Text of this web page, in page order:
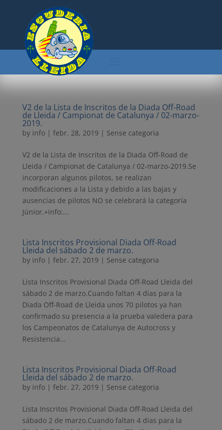
V2 de la Lista de Inscritos de la Diada Off-Road
de Lleida / Campionat de Catalunya / 02-marzo-
2019.
by info| febr. 28, 2019 | Sense categoria
V2 de la Lista de Inscritos de la Diada Off-Road de
Lleida / Campionat de Catalunya / 02-marzo-2019.Se
incorporan algunos pilotos, se realizan
modificaciones a la Lista y debido a las bajas y
ausencias de pilotos NO se celebrará la categoría
Júnior.+info:...
Lista Inscritos Provisional Diada Off-Road
Lleida del sábado 2 de marzo.
by info| febr. 27, 2019 | Sense categoria
Lista Inscritos Provisional Diada Off-Road Lleida del
sábado 2 de marzo.Cuando faltan 4 días para la
Diada Off-Road de Lleida unos 70 pilotos ya han
confirmado su presencia a la prueba valedera para
los Campeonatos de Catalunya de Autocross y
Resistencia...
Lista Inscritos Provisional Diada Off-Road
Lleida del sábado 2 de marzo.
by info| febr. 27, 2019 | Sense categoria
Lista Inscritos Provisional Diada Off-Road Lleida del
sábado 2 de marzo.Cuando faltan 4 días para la